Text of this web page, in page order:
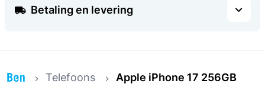
Betaling en levering
Telefoons Apple iPhone 17 256GB